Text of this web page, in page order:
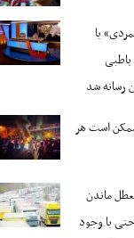
با
رسانه شد
است هر
ماندن
با وجود